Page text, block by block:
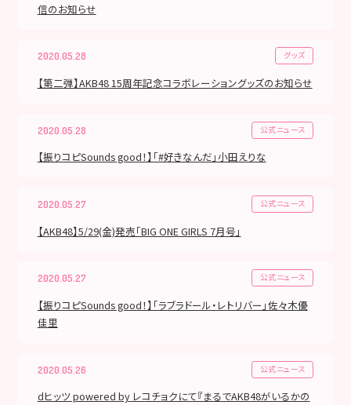
信のお知らせ
2020.05.28 グッズ
【第二弾】AKB48 15周年記念コラボレーショングッズのお知らせ
2020.05.28 公式ニュース
【振りコピSounds good！】「#好きなんだ」小田えりな
2020.05.27 公式ニュース
【AKB48】5/29(金)発売「BIG ONE GIRLS 7月号」
2020.05.27 公式ニュース
【振りコピSounds good！】「ラブラドール・レトリバー」佐々木優
佳里
2020.05.26 公式ニュース
dヒッツ powered by レコチョクにて『まるでAKB48がいるかの